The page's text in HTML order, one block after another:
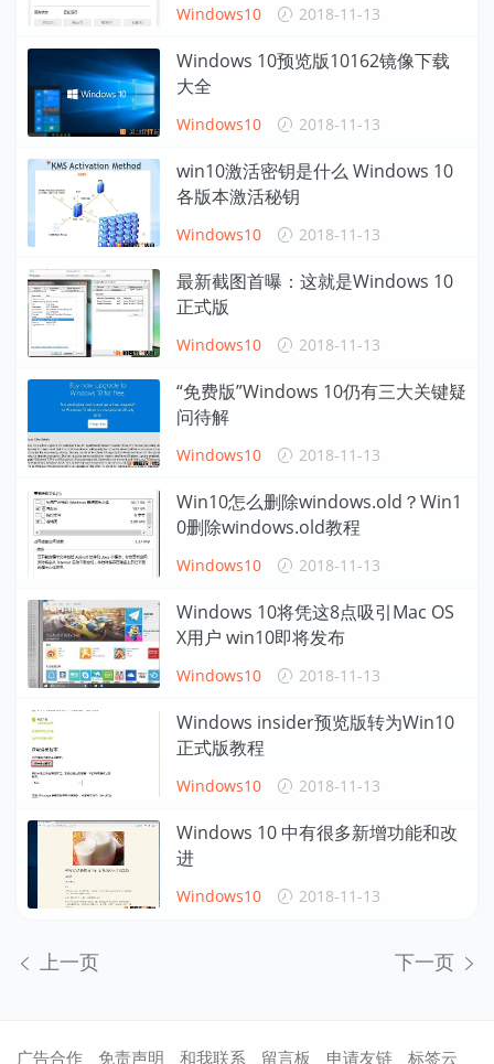
Windows10 2018-11-13
Windows 10预览版10162镜像下载
大全
Windows10 2018-11-13
win10激活密钥是什么 Windows 10
各版本激活秘钥
Windows10 2018-11-13
最新截图首曝：这就是Windows 10
正式版
Windows10 2018-11-13
“免费版”Windows 10仍有三大关键疑
问待解
Windows10 2018-11-13
Win10怎么删除windows.old？Win1
0删除windows.old教程
Windows10 2018-11-13
Windows 10将凭这8点吸引Mac OS
X用户 win10即将发布
Windows10 2018-11-13
Windows insider预览版转为Win10
正式版教程
Windows10 2018-11-13
Windows 10 中有很多新增功能和改
进
Windows10 2018-11-13
上一页 下一页
广告合作 免责声明 和我联系 留言板 申请友链 标签云